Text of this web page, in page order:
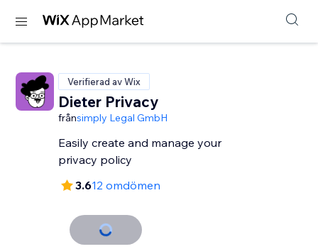
Verifierad av Wix
Dieter Privacy
frånsimply Legal GmbH
Easily create and manage your
privacy policy
3.612 omdömen